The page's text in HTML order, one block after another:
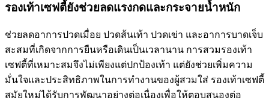
รองเท้าเซฟตี้ยังช่วยลดแรงกดและกระจายน้ำหนัก
ช่วยลดอาการปวดเมื่อย ปวดส้นเท้า ปวดเข่า และอาการบาดเจ็บ
สะสมที่เกิดจากการยืนหรือเดินเป็นเวลานาน การสวมรองเท้า
เซฟตี้ที่เหมาะสมจึงไม่เพียงแต่ปกป้องเท้า แต่ยังช่วยเพิ่มความ
มั่นใจและประสิทธิภาพในการทำงานของผู้สวมใส่ รองเท้าเซฟตี้
สมัยใหม่ได้รับการพัฒนาอย่างต่อเนื่องเพื่อให้ตอบสนองต่อ